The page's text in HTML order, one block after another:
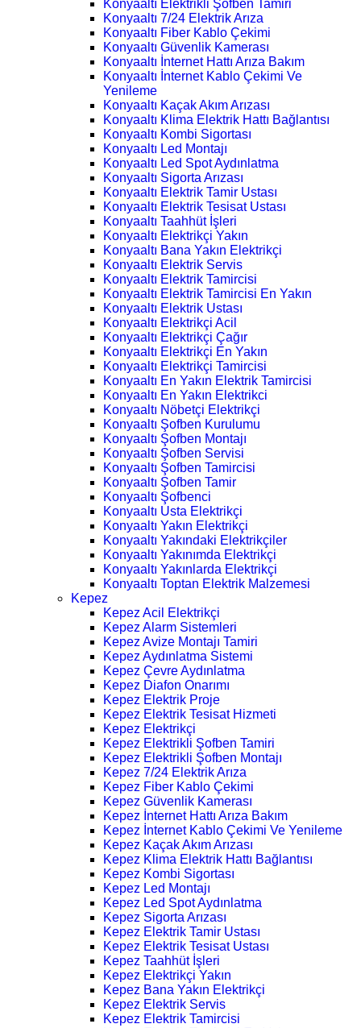
Konyaaltı Elektrikli Şofben Tamiri
Konyaaltı 7/24 Elektrik Arıza
Konyaaltı Fiber Kablo Çekimi
Konyaaltı Güvenlik Kamerası
Konyaaltı İnternet Hattı Arıza Bakım
Konyaaltı İnternet Kablo Çekimi Ve
Yenileme
Konyaaltı Kaçak Akım Arızası
Konyaaltı Klima Elektrik Hattı Bağlantısı
Konyaaltı Kombi Sigortası
Konyaaltı Led Montajı
Konyaaltı Led Spot Aydınlatma
Konyaaltı Sigorta Arızası
Konyaaltı Elektrik Tamir Ustası
Konyaaltı Elektrik Tesisat Ustası
Konyaaltı Taahhüt İşleri
Konyaaltı Elektrikçi Yakın
Konyaaltı Bana Yakın Elektrikçi
Konyaaltı Elektrik Servis
Konyaaltı Elektrik Tamircisi
Konyaaltı Elektrik Tamircisi En Yakın
Konyaaltı Elektrik Ustası
Konyaaltı Elektrikçi Acil
Konyaaltı Elektrikçi Çağır
Konyaaltı Elektrikçi En Yakın
Konyaaltı Elektrikçi Tamircisi
Konyaaltı En Yakın Elektrik Tamircisi
Konyaaltı En Yakın Elektrikci
Konyaaltı Nöbetçi Elektrikçi
Konyaaltı Şofben Kurulumu
Konyaaltı Şofben Montajı
Konyaaltı Şofben Servisi
Konyaaltı Şofben Tamircisi
Konyaaltı Şofben Tamir
Konyaaltı Şofbenci
Konyaaltı Usta Elektrikçi
Konyaaltı Yakın Elektrikçi
Konyaaltı Yakındaki Elektrikçiler
Konyaaltı Yakınımda Elektrikçi
Konyaaltı Yakınlarda Elektrikçi
Konyaaltı Toptan Elektrik Malzemesi
Kepez
Kepez Acil Elektrikçi
Kepez Alarm Sistemleri
Kepez Avize Montajı Tamiri
Kepez Aydınlatma Sistemi
Kepez Çevre Aydınlatma
Kepez Diafon Onarımı
Kepez Elektrik Proje
Kepez Elektrik Tesisat Hizmeti
Kepez Elektrikçi
Kepez Elektrikli Şofben Tamiri
Kepez Elektrikli Şofben Montajı
Kepez 7/24 Elektrik Arıza
Kepez Fiber Kablo Çekimi
Kepez Güvenlik Kamerası
Kepez İnternet Hattı Arıza Bakım
Kepez İnternet Kablo Çekimi Ve Yenileme
Kepez Kaçak Akım Arızası
Kepez Klima Elektrik Hattı Bağlantısı
Kepez Kombi Sigortası
Kepez Led Montajı
Kepez Led Spot Aydınlatma
Kepez Sigorta Arızası
Kepez Elektrik Tamir Ustası
Kepez Elektrik Tesisat Ustası
Kepez Taahhüt İşleri
Kepez Elektrikçi Yakın
Kepez Bana Yakın Elektrikçi
Kepez Elektrik Servis
Kepez Elektrik Tamircisi